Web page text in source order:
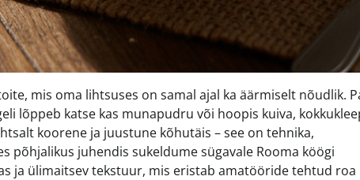
mis oma lihtsuses on samal ajal ka äärmiselt nõudlik.
lõppeb katse kas munapudru või hoopis kuiva,
koorene ja juustune kõhutäis – see on tehnika,
põhjalikus juhendis sukeldume sügavale Rooma köögi
ja ülimaitsev tekstuur, mis eristab amatööride tehtud roa